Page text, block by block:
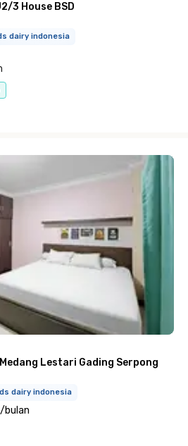
3 House BSD
dairy indonesia
Lestari Gading Serpong
dairy indonesia
/bulan